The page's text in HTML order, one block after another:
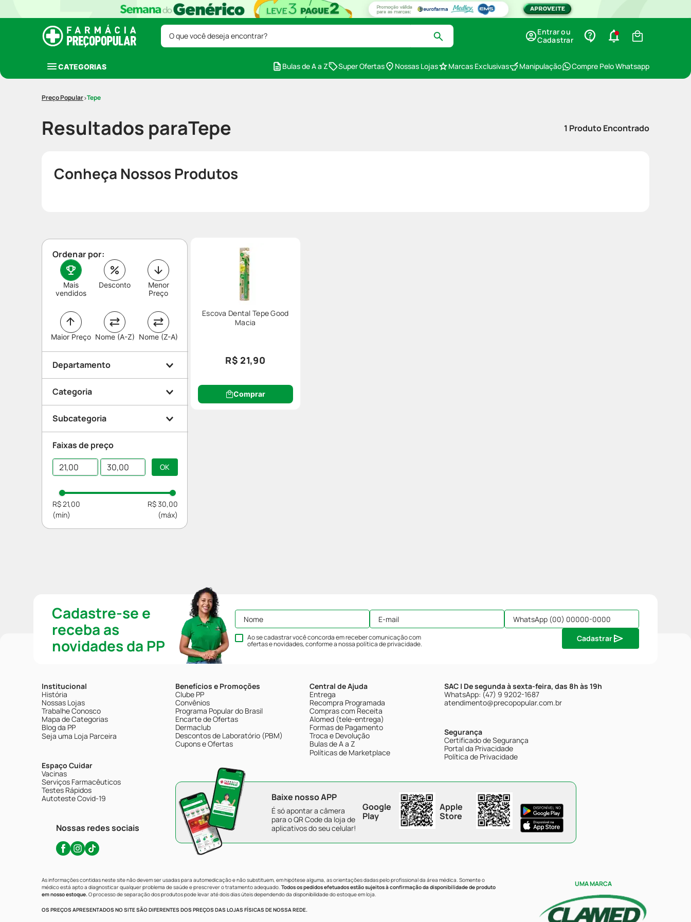
O que você deseja encontrar?
Entrar ou
Cadastrar
CATEGORIAS Bulas de A a Z Super Ofertas Nossas Lojas Marcas Exclusivas Manipulação Compre Pelo Whatsapp
Tepe
Resultados paraTepe 1 Produto Encontrado
Conheça Nossos Produtos
Ordenar por:
Mais
vendidos
Desconto
Maior Preço
Menor
Preço
Nome (A-Z) Nome (Z-A)
Departamento
Higiene
Categoria
Higiene bucal
Subcategoria
Escova Dental
Faixas de preço
R$ 21,00 R$ 30,00
Escova Dental Tepe Good
Macia
R$ 21,90
Comprar
Cadastre-se e
receba as
novidades da PP
Ao se cadastrar você concorda em receber comunicação com
ofertas e novidades, conforme a nossapolítica de privacidade.
Cadastrar
Institucional
História
Nossas Lojas
Trabalhe Conosco
Mapa de Categorias
Blog da PP
Seja uma Loja Parceira
Espaço Cuidar
Vacinas
Serviços Farmacêuticos
Testes Rápidos
Autoteste Covid-19
Nossas redes sociais
Benefícios e Promoções
Clube PP
Convênios
Programa Popular do Brasil
Encarte de Ofertas
Dermaclub
Descontos de Laboratório (PBM)
Cupons e Ofertas
Central de Ajuda
Entrega
Recompra Programada
Compras com Receita
Alomed (tele-entrega)
Formas de Pagamento
Troca e Devolução
Bulas de A a Z
Políticas de Marketplace
SAC | De segunda à sexta-feira, das 8h às 19h
WhatsApp: (47) 9 9202-1687
atendimento@precopopular.com.br
Segurança
Certificado de Segurança
Portal da Privacidade
Política de Privacidade
Baixe nosso APP
É só apontar a câmera
para o QR Code da loja de
aplicativos do seu celular!
Google
Play
Apple
Store
As informações contidas neste site não devem ser usadas para automedicação e não substituem, em hipótese alguma, as orientações dadas pelo profissional da área médica. Somente o
médico está apto a diagnosticar qualquer problema de saúde e prescrever o tratamento adequado. Todos os pedidos efetuados estão sujeitos à confirmação da disponibilidade de produto
em nosso estoque.O processo de separação dos produtos pode levar até dois dias úteis dependendo da disponibilidade do estoque em loja.
OS PREÇOS APRESENTADOS NO SITE SÃO DIFERENTES DOS PREÇOS DAS LOJAS FÍSICAS DE NOSSA REDE.
UMA MARCA